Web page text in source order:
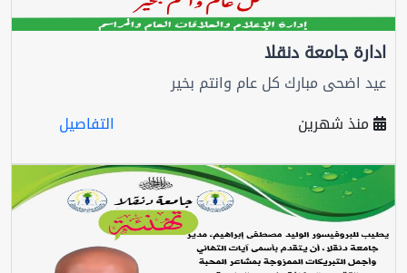
ادارة جامعة دنقلا
عيد اضحى مبارك كل عام وانتم بخير
منذ شهرين
التفاصيل